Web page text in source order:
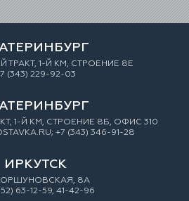
ТРАКТ, 1-Й КМ, СТРОЕНИЕ 8Е
(343) 229-92-03
1-Й КМ, СТРОЕНИЕ 8Б, ОФИС 310
+7 (343) 346-91-28
ИРКУТСК
8А
63-12-59, 41-42-96